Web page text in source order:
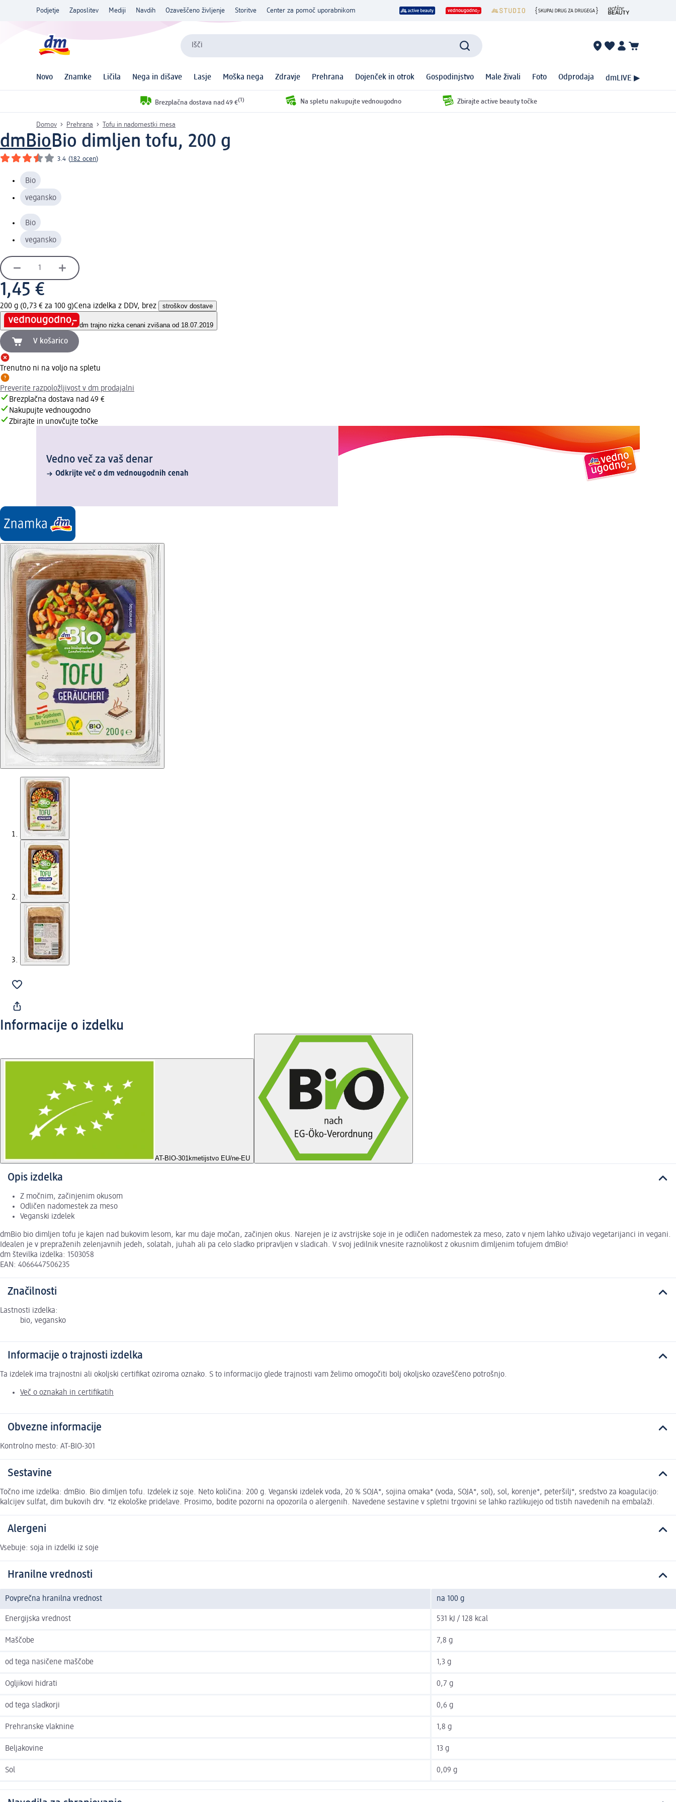
Podjetje Zaposlitev Mediji Navdih Ozaveščeno življenje Storitve Center za pomoč uporabnikom
Išči
Novo Znamke Ličila Nega in dišave Lasje Moška nega Zdravje Prehrana Dojenček in otrok Gospodinjstvo Male živali Foto Odprodaja dmLIVE ▶
Brezplačna dostava nad 49 €(1) Na spletu nakupujte vednougodno Zbirajte active beauty točke
Domov Prehrana Tofu in nadomestki mesa
dmBioBio dimljen tofu, 200 g
3.4 (182 ocen)
Bio
vegansko
Bio
vegansko
1,45 €
200 g (0,73 € za 100 g)Cena izdelka z DDV, brez stroškov dostave
dm trajno nizka cenani zvišana od 18.07.2019
V košarico
Trenutno ni na voljo na spletu
Preverite razpoložljivost v dm prodajalni
Brezplačna dostava nad 49 €
Nakupujte vednougodno
Zbirajte in unovčujte točke
Vedno več za vaš denar
Odkrijte več o dm vednougodnih cenah
Informacije o izdelku
AT-BIO-301kmetijstvo EU/ne-EU
Opis izdelka
Z močnim, začinjenim okusom
Odličen nadomestek za meso
Veganski izdelek
dmBio bio dimljen tofu je kajen nad bukovim lesom, kar mu daje močan, začinjen okus. Narejen je iz avstrijske soje in je odličen nadomestek za meso, zato v njem lahko uživajo vegetarijanci in vegani.
Idealen je v prepraženih zelenjavnih jedeh, solatah, juhah ali pa celo sladko pripravljen v sladicah. V svoj jedilnik vnesite raznolikost z okusnim dimljenim tofujem dmBio!
dm številka izdelka: 1503058
EAN: 4066447506235
Značilnosti
Lastnosti izdelka:
bio, vegansko
Informacije o trajnosti izdelka
Ta izdelek ima trajnostni ali okoljski certifikat oziroma oznako. S to informacijo glede trajnosti vam želimo omogočiti bolj okoljsko ozaveščeno potrošnjo.
Več o oznakah in certifikatih
Obvezne informacije
Kontrolno mesto: AT-BIO-301
Sestavine
Točno ime izdelka: dmBio. Bio dimljen tofu. Izdelek iz soje. Neto količina: 200 g. Veganski izdelek voda, 20 % SOJA*, sojina omaka* (voda, SOJA*, sol), sol, korenje*, peteršilj*, sredstvo za koagulacijo:
kalcijev sulfat, dim bukovih drv. *Iz ekološke pridelave. Prosimo, bodite pozorni na opozorila o alergenih. Navedene sestavine v spletni trgovini se lahko razlikujejo od tistih navedenih na embalaži.
Alergeni
Vsebuje: soja in izdelki iz soje
Hranilne vrednosti
Povprečna hranilna vrednost na 100 g
Energijska vrednost 531 kJ / 128 kcal
Maščobe 7,8 g
od tega nasičene maščobe 1,3 g
Ogljikovi hidrati 0,7 g
od tega sladkorji 0,6 g
Prehranske vlaknine 1,8 g
Beljakovine 13 g
Sol 0,09 g